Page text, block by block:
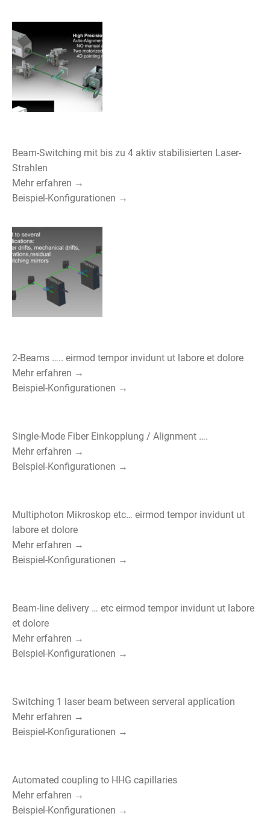
Beam-Switching mit bis zu 4 aktiv stabilisierten Laser-
Strahlen
Mehr erfahren →
Beispiel-Konfigurationen →
2-Beams ….. eirmod tempor invidunt ut labore et dolore
Mehr erfahren →
Beispiel-Konfigurationen →
Single-Mode Fiber Einkopplung / Alignment ….
Mehr erfahren →
Beispiel-Konfigurationen →
Multiphoton Mikroskop etc… eirmod tempor invidunt ut
labore et dolore
Mehr erfahren →
Beispiel-Konfigurationen →
Beam-line delivery … etc eirmod tempor invidunt ut labore
et dolore
Mehr erfahren →
Beispiel-Konfigurationen →
Switching 1 laser beam between serveral application
Mehr erfahren →
Beispiel-Konfigurationen →
Automated coupling to HHG capillaries
Mehr erfahren →
Beispiel-Konfigurationen →